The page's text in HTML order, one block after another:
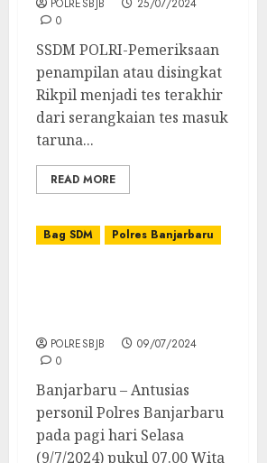
POLRESBJB
25/07/2024
0
SSDM POLRI-Pemeriksaan
penampilan atau disingkat
Rikpil menjadi tes terakhir
dari serangkaian tes masuk
taruna...
READ MORE
Bag SDM Polres Banjarbaru
POLRESBJB
09/07/2024
0
Banjarbaru – Antusias
personil Polres Banjarbaru
pada pagi hari Selasa
(9/7/2024) pukul 07.00 Wita